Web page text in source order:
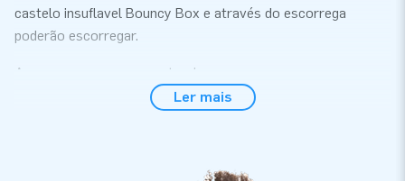
castelo insuflavel Bouncy Box e através do escorrega
poderão escorregar.
Apresse-se, porque esgotam!
Pedir um castelo insuflavel Bouncy Box com
Comprar um insuflavel Bouncy Box Crocodilo na JB
Ler mais